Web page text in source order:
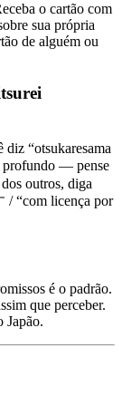
o cartão com
sua própria
de alguém ou
“otsukaresama
profundo — pense
outros, diga
/ “com licença por
é o padrão.
que perceber.
Japão.